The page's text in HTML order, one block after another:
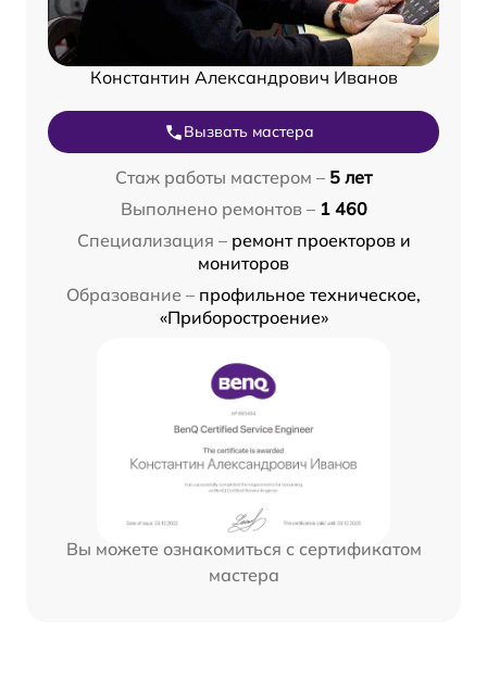
Константин Александрович Иванов
Вызвать мастера
Стаж работы мастером – 5 лет
Выполнено ремонтов – 1 460
Специализация – ремонт проекторов и
мониторов
Образование – профильное техническое,
«Приборостроение»
Вы можете ознакомиться с сертификатом
мастера